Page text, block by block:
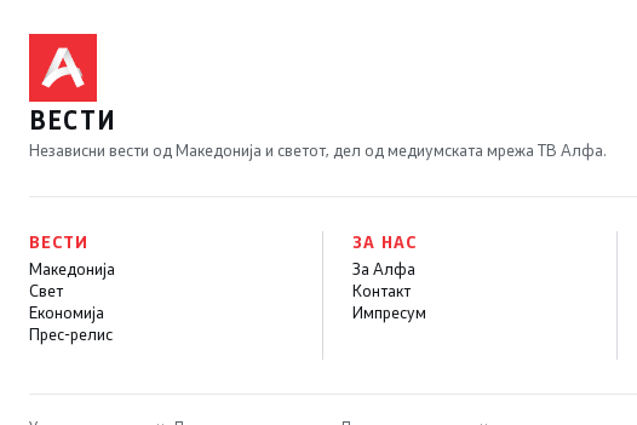
ВЕСТИ
Независни вести од Македонија и светот, дел од медиумската мрежа ТВ Алфа.
ВЕСТИ
Македонија
Свет
Економија
Прес-релис
ЗА НАС
За Алфа
Контакт
Импресум